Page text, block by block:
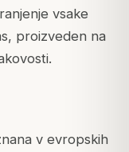
vsake
proizveden na
v evropskih